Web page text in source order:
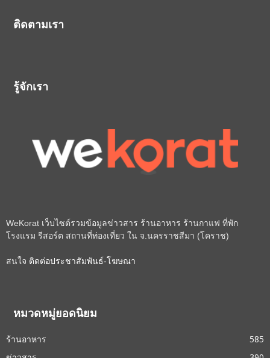
ติดตามเรา
รู้จักเรา
WeKorat เว็บไซต์รวมข้อมูลข่าวสาร ร้านอาหาร ร้านกาแฟ ที่พัก
โรงแรม รีสอร์ต สถานที่ท่องเที่ยว ใน จ.นครราชสีมา (โคราช)
สนใจ ติดต่อประชาสัมพันธ์-โฆษณา
หมวดหมู่ยอดนิยม
ร้านอาหาร
585